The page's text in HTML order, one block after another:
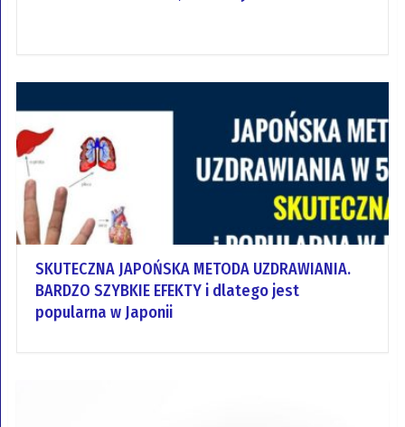
SKUTECZNA JAPOŃSKA METODA UZDRAWIANIA.
BARDZO SZYBKIE EFEKTY i dlatego jest
popularna w Japonii